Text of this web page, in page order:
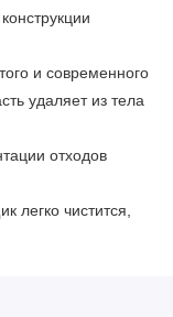
и современного
удаляет из тела
отходов
легко чистится,